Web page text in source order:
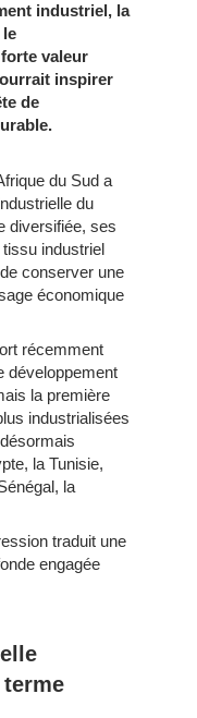
industriel, la
valeur
inspirer
de
du Sud a
du
diversifiée, ses
industriel
conserver une
économique
récemment
développement
la première
industrialisées
la Tunisie,
la
traduit une
engagée